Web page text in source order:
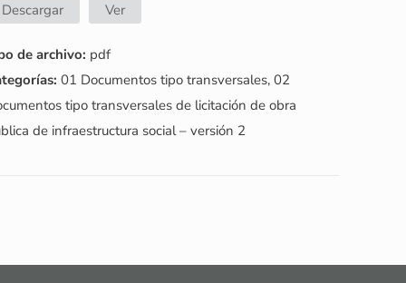
Descargar Ver
de archivo: pdf
01 Documentos tipo transversales, 02
tipo transversales de licitación de obra
de infraestructura social – versión 2